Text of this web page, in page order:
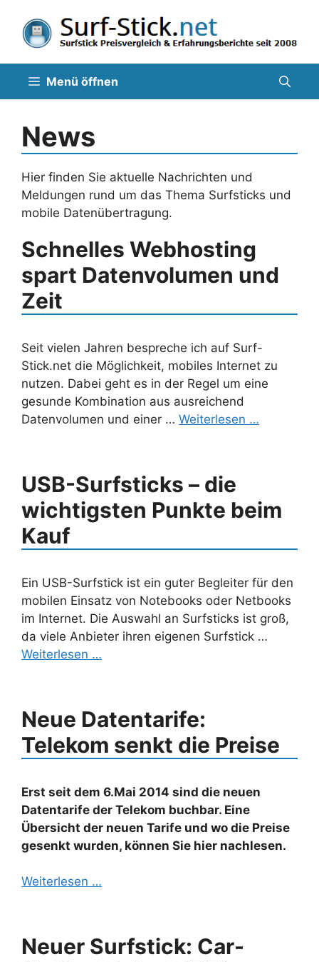
Inhalt
springen
Menü öffnen
News
Hier finden Sie aktuelle Nachrichten und
Meldungen rund um das Thema Surfsticks und
mobile Datenübertragung.
Schnelles Webhosting
spart Datenvolumen und
Zeit
Seit vielen Jahren bespreche ich auf Surf-
Stick.net die Möglichkeit, mobiles Internet zu
nutzen. Dabei geht es in der Regel um eine
gesunde Kombination aus ausreichend
Datenvolumen und einer … Weiterlesen …
USB-Surfsticks – die
wichtigsten Punkte beim
Kauf
Ein USB-Surfstick ist ein guter Begleiter für den
mobilen Einsatz von Notebooks oder Netbooks
im Internet. Die Auswahl an Surfsticks ist groß,
da viele Anbieter ihren eigenen Surfstick …
Weiterlesen …
Neue Datentarife:
Telekom senkt die Preise
Erst seit dem 6.Mai 2014 sind die neuen
Datentarife der Telekom buchbar. Eine
Übersicht der neuen Tarife und wo die Preise
gesenkt wurden, können Sie hier nachlesen.
Weiterlesen …
Neuer Surfstick: Car-